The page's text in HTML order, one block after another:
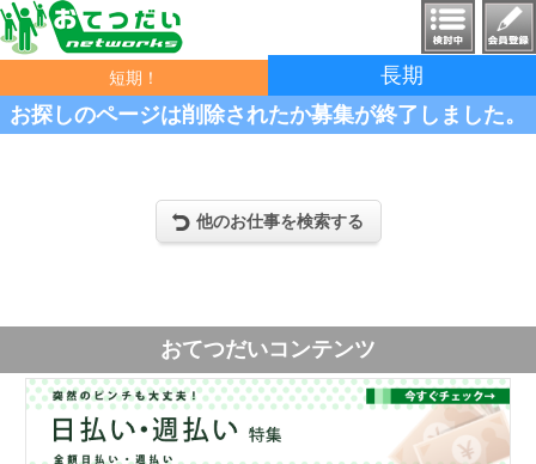
短期！
長期
お探しのページは削除されたか募集が終了しました。
他のお仕事を検索する
おてつだいコンテンツ